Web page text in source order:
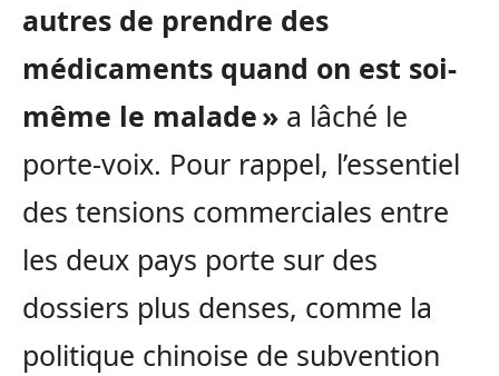
autres de prendre des
médicaments quand on est soi-
même le malade » a lâché le
porte-voix. Pour rappel, l’essentiel
des tensions commerciales entre
les deux pays porte sur des
dossiers plus denses, comme la
politique chinoise de subvention